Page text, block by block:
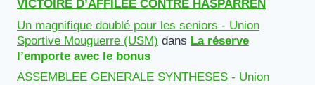
VICTOIRE D’AFFILEE CONTRE HASPARREN
Un magnifique doublé pour les seniors - Union
Sportive Mouguerre (USM) dans La réserve
l’emporte avec le bonus
ASSEMBLEE GENERALE SYNTHESES - Union